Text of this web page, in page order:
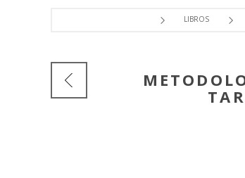
LIBROS